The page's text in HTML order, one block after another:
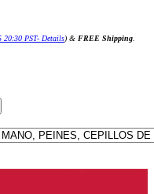
20:30 PST- Details) & FREE Shipping